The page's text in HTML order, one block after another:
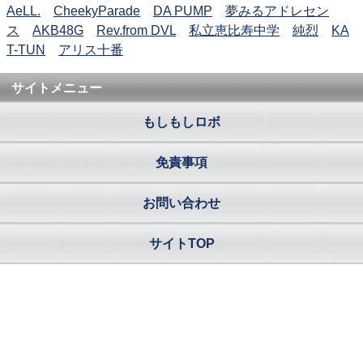
AeLL. CheekyParade DA PUMP
夢みるアドレセン
ス
AKB48G Rev.from DVL 私立恵比寿中学 純烈
KA
T-TUN
アリス十番
サイトメニュー
もしもしロボ
免責事項
お問い合わせ
サイトTOP